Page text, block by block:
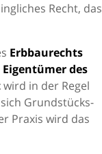
Recht, das
Erbbaurechts
Eigentümer des
wird in der Regel
Grundstücks-
Praxis wird das